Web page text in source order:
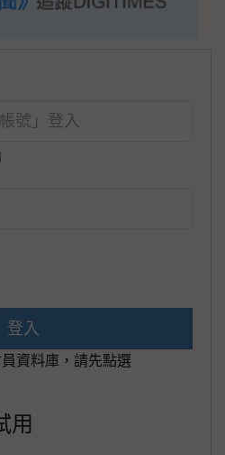
登入
資料庫，請先點選
用